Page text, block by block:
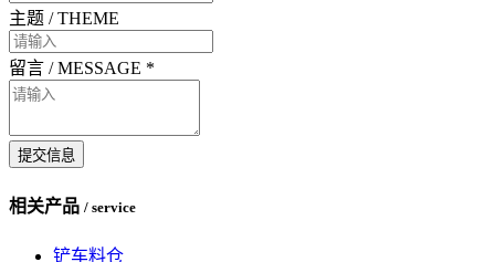
主题 / THEME
留言 / MESSAGE *
提交信息
相关产品 / service
铲车料仓